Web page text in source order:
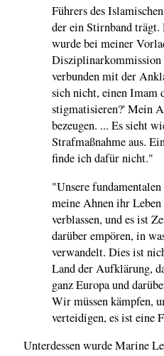
Führers des
der ein Stirnband
wurde bei meiner
Disziplinarkommission
verbunden mit der
sich nicht, einen Imam
stigmatisieren?' Mein
bezeugen. ... Es sieht
Strafmaßnahme aus.
finde ich dafür nicht."
"Unsere
meine Ahnen ihr Leben
verblassen, und es ist
darüber empören, in
verwandelt. Dies ist
Land der Aufklärung,
ganz Europa und
Wir müssen kämpfen,
verteidigen, es ist eine
Unterdessen wurde Marine